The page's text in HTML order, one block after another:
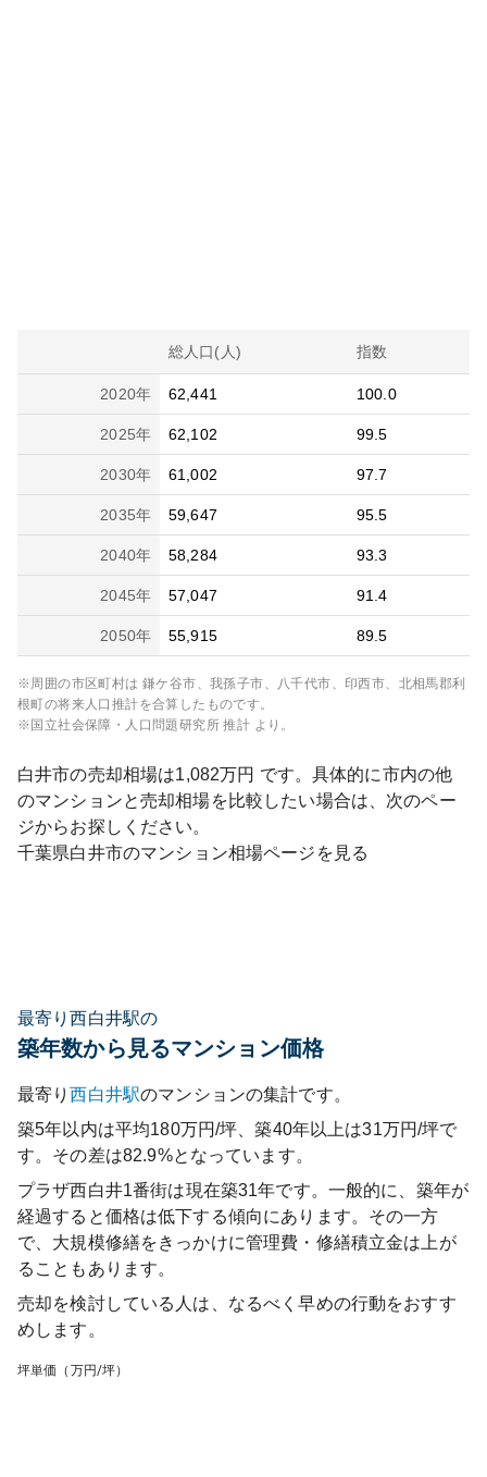
総人口(人) 指数
2020年 62,441 100.0
2025年 62,102 99.5
2030年 61,002 97.7
2035年 59,647 95.5
2040年 58,284 93.3
2045年 57,047 91.4
2050年 55,915 89.5
※周囲の市区町村は 鎌ケ谷市、我孫子市、八千代市、印西市、北相馬郡利
根町の将来人口推計を合算したものです。
※国立社会保障・人口問題研究所 推計 より。
白井市の売却相場は1,082万円 です。具体的に市内の他
のマンションと売却相場を比較したい場合は、次のペー
ジからお探しください。
千葉県白井市のマンション相場ページを見る
最寄り西白井駅の
築年数から見るマンション価格
最寄り西白井駅のマンションの集計です。
築5年以内は平均180万円/坪、築40年以上は31万円/坪で
す。その差は82.9%となっています。
プラザ西白井1番街は現在築31年です。一般的に、築年が
経過すると価格は低下する傾向にあります。その一方
で、大規模修繕をきっかけに管理費・修繕積立金は上が
ることもあります。
売却を検討している人は、なるべく早めの行動をおすす
めします。
坪単価（万円/坪）